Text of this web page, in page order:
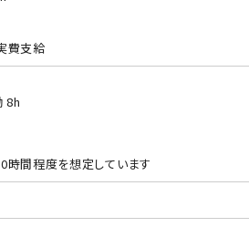
費支給
8h
間程度を想定しています